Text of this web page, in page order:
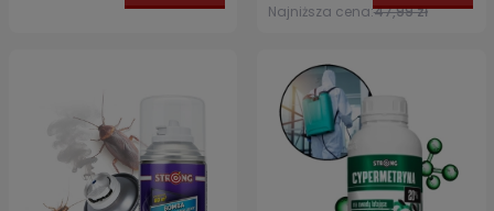
Najniższa cena:47,99 zł